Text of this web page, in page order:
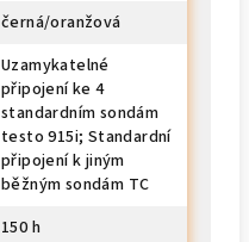
černá/oranžová
Uzamykatelné
připojení ke 4
standardním sondám
testo 915i; Standardní
připojení k jiným
běžným sondám TC
150 h